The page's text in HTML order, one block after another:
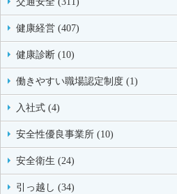
健康経営 (407)
健康診断 (10)
働きやすい職場認定制度 (1)
入社式 (4)
安全性優良事業所 (10)
安全衛生 (24)
引っ越し (34)